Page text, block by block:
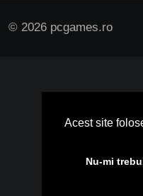
© 2026 pcgames.ro
Acest site
Nu-mi